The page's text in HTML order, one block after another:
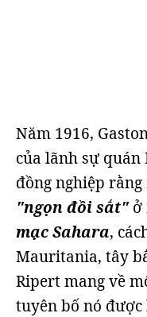
Năm 1916,
của lãnh sự quán
đồng nghiệp
"ngọn đồi sắt"ở
mạc Sahara,
Mauritania, tây
Ripert mang về
tuyên bố nó